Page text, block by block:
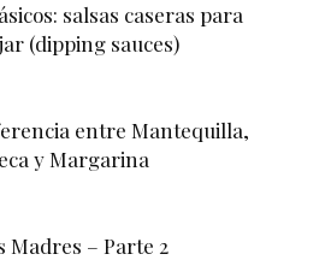
salsas caseras para
(dipping sauces)
entre Mantequilla,
y Margarina
Madres – Parte 2